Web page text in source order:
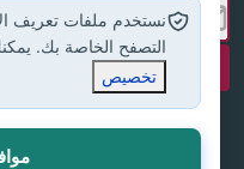
جميع الحقوق محفوظة
نستخدم ملفات تعريف
التصفح الخاصة بك.
تخصيص